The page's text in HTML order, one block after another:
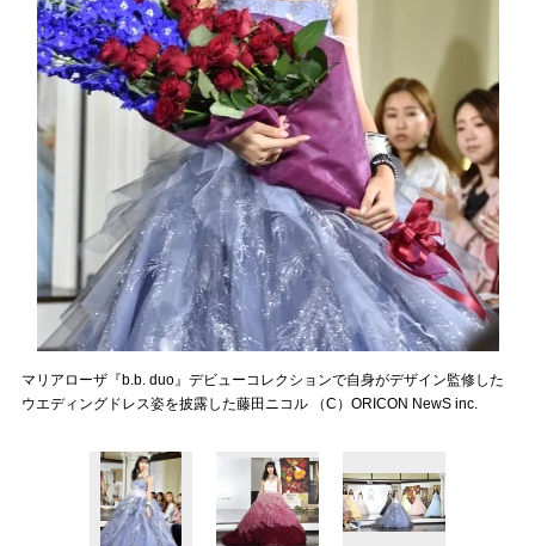
マリアローザ『b.b. duo』デビューコレクションで自身がデザイン監修した
ウエディングドレス姿を披露した藤田ニコル （C）ORICON NewS inc.